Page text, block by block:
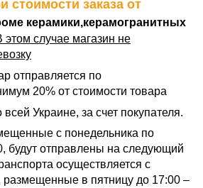
стоимости заказа от
керамики,керамогранитных
этом случае магазин не
отправляется по
20% от стоимости товара
Украине, за счет покупателя.
с понедельника по
будут отправлены на следующий
осуществляется с
размещенные в пятницу до 17:00 –